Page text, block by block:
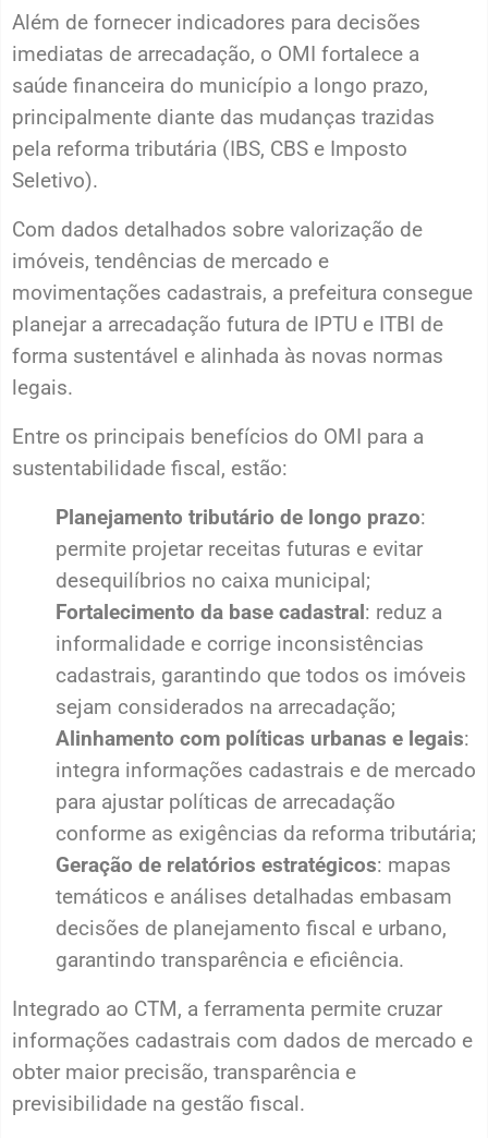
Além de fornecer indicadores para decisões
imediatas de arrecadação, o OMI fortalece a
saúde financeira do município a longo prazo,
principalmente diante das mudanças trazidas
pela reforma tributária (IBS, CBS e Imposto
Seletivo).
Com dados detalhados sobre valorização de
imóveis, tendências de mercado e
movimentações cadastrais, a prefeitura consegue
planejar a arrecadação futura de IPTU e ITBI de
forma sustentável e alinhada às novas normas
legais.
Entre os principais benefícios do OMI para a
sustentabilidade fiscal, estão:
Planejamento tributário de longo prazo:
permite projetar receitas futuras e evitar
desequilíbrios no caixa municipal;
Fortalecimento da base cadastral: reduz a
informalidade e corrige inconsistências
cadastrais, garantindo que todos os imóveis
sejam considerados na arrecadação;
Alinhamento com políticas urbanas e legais:
integra informações cadastrais e de mercado
para ajustar políticas de arrecadação
conforme as exigências da reforma tributária;
Geração de relatórios estratégicos: mapas
temáticos e análises detalhadas embasam
decisões de planejamento fiscal e urbano,
garantindo transparência e eficiência.
Integrado ao CTM, a ferramenta permite cruzar
informações cadastrais com dados de mercado e
obter maior precisão, transparência e
previsibilidade na gestão fiscal.